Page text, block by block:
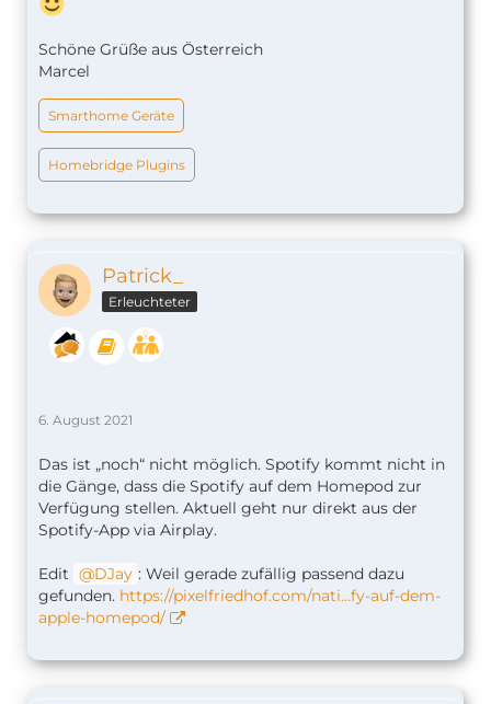
Schöne Grüße aus Österreich
Marcel
Smarthome Geräte
Homebridge Plugins
Patrick_
Erleuchteter
6. August 2021
Das ist „noch“ nicht möglich. Spotify kommt nicht in
die Gänge, dass die Spotify auf dem Homepod zur
Verfügung stellen. Aktuell geht nur direkt aus der
Spotify-App via Airplay.
Edit DJay : Weil gerade zufällig passend dazu
gefunden. https://pixelfriedhof.com/nati…fy-auf-dem-
apple-homepod/